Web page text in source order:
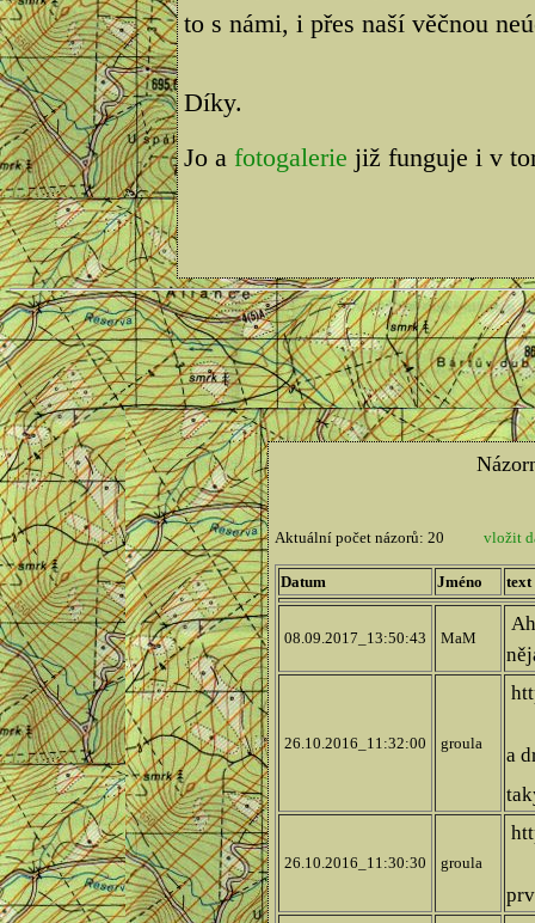
to s námi, i přes naší věčnou
Díky.
Jo a fotogalerie již funguje i v